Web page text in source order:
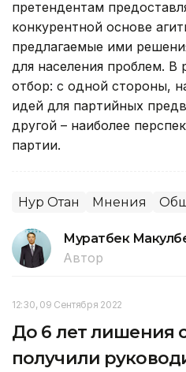
претендентам
конкурентной основе
предлагаемые ими
для населения проблем. В
отбор: с одной стороны,
идей для партийных
другой – наиболее
партии.
Нур Отан Мнения
Муратбек
Автор
12:30, 09 Сентября 2022
До 6 лет лишения
получили